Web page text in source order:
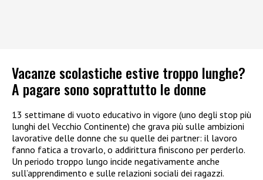
Vacanze scolastiche estive troppo lunghe?
A pagare sono soprattutto le donne
13 settimane di vuoto educativo in vigore (uno degli stop più
lunghi del Vecchio Continente) che grava più sulle ambizioni
lavorative delle donne che su quelle dei partner: il lavoro
fanno fatica a trovarlo, o addirittura finiscono per perderlo.
Un periodo troppo lungo incide negativamente anche
sull’apprendimento e sulle relazioni sociali dei ragazzi.